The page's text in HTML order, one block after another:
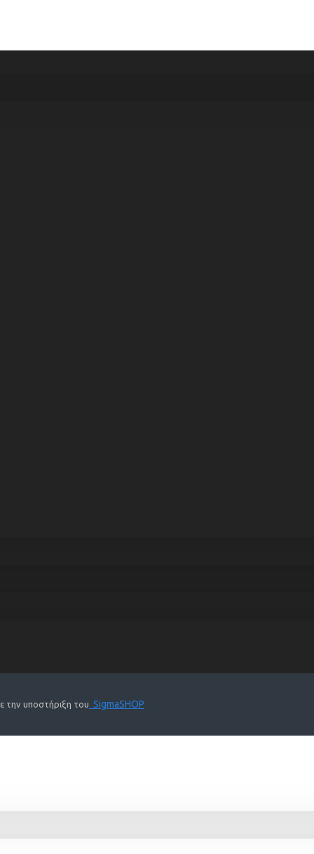
την υποστήριξη του SigmaSHOP